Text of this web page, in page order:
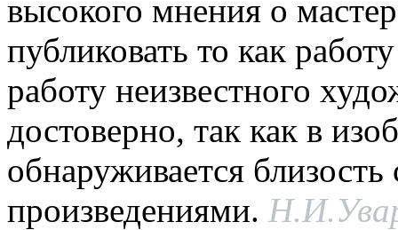
высокого мнения о
публиковать то как
работу неизвестного
достоверно, так как в
обнаруживается
произведениями.